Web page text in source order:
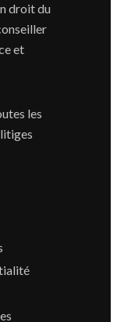
droit du
et
les